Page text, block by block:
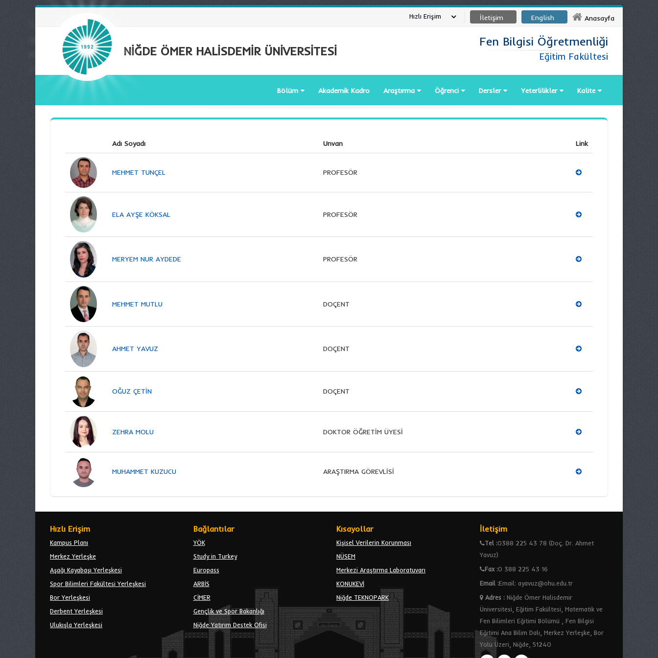
Anasayfa
English
İletişim
Hızlı Erişim
NİĞDE ÖMER HALİSDEMİR ÜNİVERSİTESİ
Fen Bilgisi Öğretmenliği
Eğitim Fakültesi
Bölüm Akademik Kadro Araştırma Öğrenci Dersler Yeterlilikler Kalite
Adı Soyadı Unvan Link
MEHMET TUNÇEL PROFESÖR
ELA AYŞE KÖKSAL PROFESÖR
MERYEM NUR AYDEDE PROFESÖR
MEHMET MUTLU DOÇENT
AHMET YAVUZ DOÇENT
OĞUZ ÇETİN DOÇENT
ZEHRA MOLU DOKTOR ÖĞRETİM ÜYESİ
MUHAMMET KUZUCU ARAŞTIRMA GÖREVLİSİ
Hızlı Erişim
Kampus Planı
Merkez Yerleşke
Aşağı Kayabaşı Yerleşkesi
Spor Bilimleri Fakültesi Yerleşkesi
Bor Yerleşkesi
Derbent Yerleşkesi
Ulukışla Yerleşkesi
Bağlantılar
YÖK
Study in Turkey
Europass
ARBİS
CİMER
Gençlik ve Spor Bakanlığı
Niğde Yatırım Destek Ofisi
Kısayollar
Kişisel Verilerin Korunması
NÜSEM
Merkezi Araştırma Laboratuvarı
KONUKEVİ
Niğde TEKNOPARK
İletişim
Tel :0388 225 43 78 (Doç. Dr. Ahmet
Yavuz)
Fax :0 388 225 43 16
Email :Email: ayavuz@ohu.edu.tr
Adres:Niğde Ömer Halisdemir
Üniversitesi, Eğitim Fakültesi, Matematik ve
Fen Bilimleri Eğitimi Bölümü , Fen Bilgisi
Eğitimi Ana Bilim Dalı, Merkez Yerleşke, Bor
Yolu Üzeri, Niğde, 51240